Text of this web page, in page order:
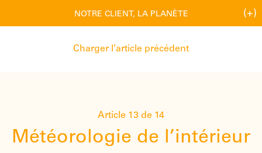
NOTRE CLIENT, LA PLANÈTE (+)
Charger l’article précédent
Article 13 de 14
Météorologie de l’intérieur